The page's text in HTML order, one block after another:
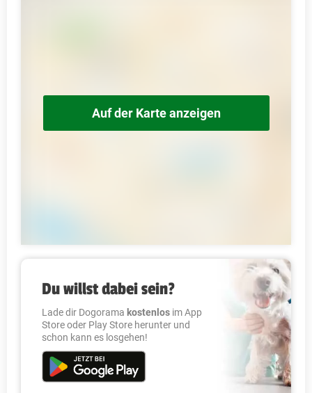
Auf der Karte anzeigen
Du willst dabei sein?
Lade dir Dogorama kostenlos im App
Store oder Play Store herunter und
schon kann es losgehen!